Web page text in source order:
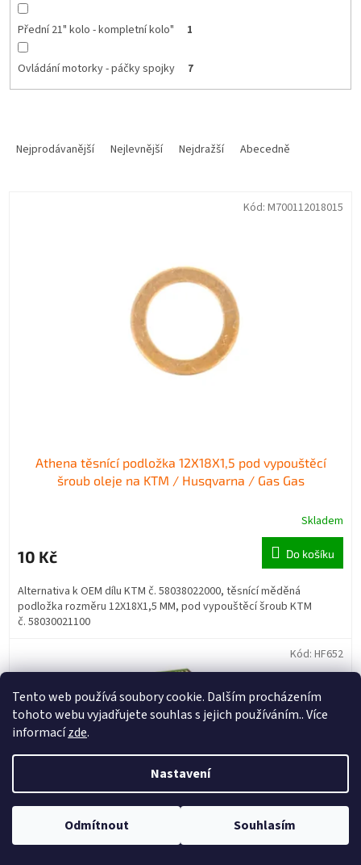
Tento web používá soubory cookie. Dalším procházením
tohoto webu vyjadřujete souhlas s jejich používáním.. Více
informacízde.
Nastavení
Odmítnout Souhlasím
Přední 21" kolo - kompletní kolo" 1
Ovládání motorky - páčky spojky 7
Nejprodávanější Nejlevnější Nejdražší Abecedně
Athena těsnící podložka 12X18X1,5 pod vypouštěcí
šroub oleje na KTM / Husqvarna / Gas Gas
Skladem
10 Kč Do košíku
Alternativa k OEM dílu KTM č. 58038022000, těsnící měděná
podložka rozměru 12X18X1,5 MM, pod vypouštěcí šroub KTM
č. 58030021100
Kód: M700112018015
Kód: HF652